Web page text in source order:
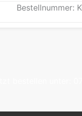
Bestellnummer: